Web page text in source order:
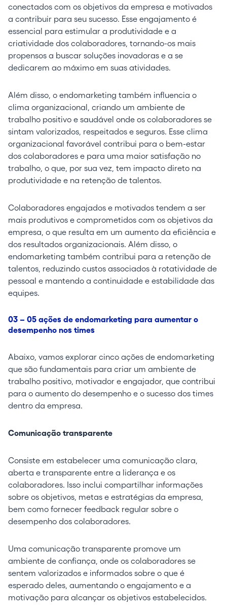
conectados com os objetivos da empresa e motivados
a contribuir para seu sucesso. Esse engajamento é
essencial para estimular a produtividade e a
criatividade dos colaboradores, tornando-os mais
propensos a buscar soluções inovadoras e a se
dedicarem ao máximo em suas atividades.
Além disso, o endomarketing também influencia o
clima organizacional, criando um ambiente de
trabalho positivo e saudável onde os colaboradores se
sintam valorizados, respeitados e seguros. Esse clima
organizacional favorável contribui para o bem-estar
dos colaboradores e para uma maior satisfação no
trabalho, o que, por sua vez, tem impacto direto na
produtividade e na retenção de talentos.
Colaboradores engajados e motivados tendem a ser
mais produtivos e comprometidos com os objetivos da
empresa, o que resulta em um aumento da eficiência e
dos resultados organizacionais. Além disso, o
endomarketing também contribui para a retenção de
talentos, reduzindo custos associados à rotatividade de
pessoal e mantendo a continuidade e estabilidade das
equipes.
03 – 05 ações de endomarketing para aumentar o
desempenho nos times
Abaixo, vamos explorar cinco ações de endomarketing
que são fundamentais para criar um ambiente de
trabalho positivo, motivador e engajador, que contribui
para o aumento do desempenho e o sucesso dos times
dentro da empresa.
Comunicação transparente
Consiste em estabelecer uma comunicação clara,
aberta e transparente entre a liderança e os
colaboradores. Isso inclui compartilhar informações
sobre os objetivos, metas e estratégias da empresa,
bem como fornecer feedback regular sobre o
desempenho dos colaboradores.
Uma comunicação transparente promove um
ambiente de confiança, onde os colaboradores se
sentem valorizados e informados sobre o que é
esperado deles, aumentando o engajamento e a
motivação para alcançar os objetivos estabelecidos.